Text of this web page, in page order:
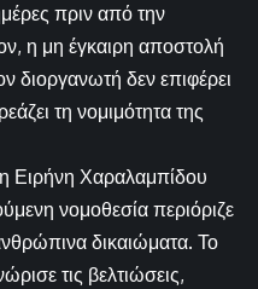
πριν από την
η μη έγκαιρη αποστολή
διοργανωτή δεν επιφέρει
τη νομιμότητα της
Ειρήνη Χαραλαμπίδου
νομοθεσία περιόριζε
δικαιώματα. Το
τις βελτιώσεις,